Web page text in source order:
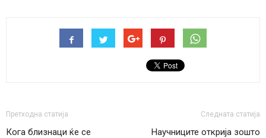
Претходна статија
Кога близнаци ќе се
Следната статија
Научниците открија зошто